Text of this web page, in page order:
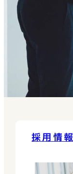
採用情報